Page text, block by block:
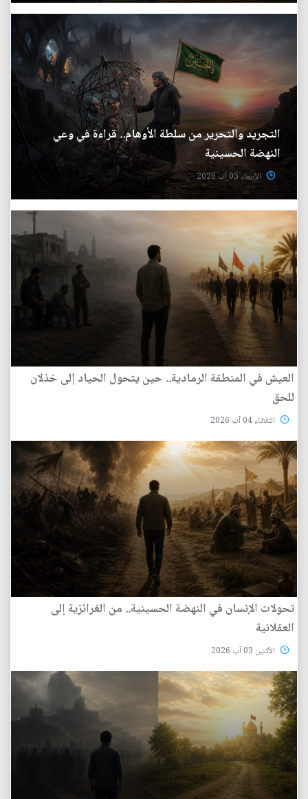
التجريد والتحرير من سلطة الأوهام.. قراءة في وعي
النهضة الحسينية
الأربعاء 05 آب 2026
العيش في المنطقة الرمادية.. حين يتحول الحياد إلى خذلان
للحق
الثلاثاء 04 آب 2026
تحولات الإنسان في النهضة الحسينية.. من الغرائزية إلى
العقلانية
الأثنين 03 آب 2026